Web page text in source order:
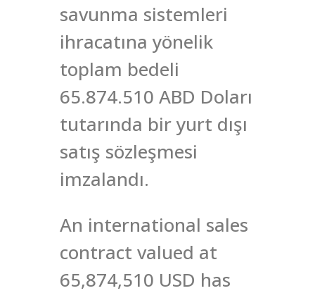
savunma sistemleri
ihracatına yönelik
toplam bedeli
65.874.510 ABD Doları
tutarında bir yurt dışı
satış sözleşmesi
imzalandı.
An international sales
contract valued at
65,874,510 USD has